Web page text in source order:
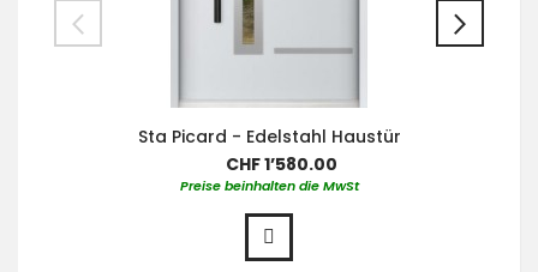
Sta Picard - Edelstahl Haustür
CHF 1’580.00
Preise beinhalten die MwSt